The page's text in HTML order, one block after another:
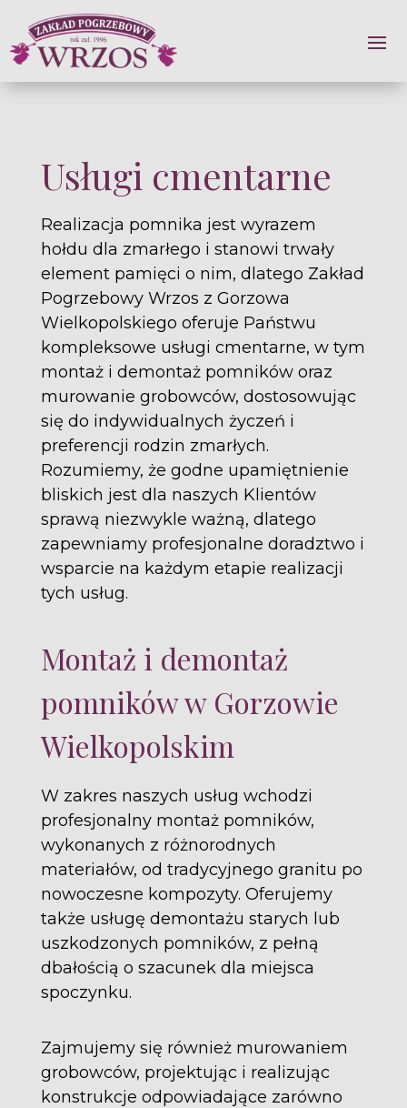
Usługi cmentarne
Realizacja pomnika jest wyrazem
hołdu dla zmarłego i stanowi trwały
element pamięci o nim, dlatego Zakład
Pogrzebowy Wrzos z Gorzowa
Wielkopolskiego oferuje Państwu
kompleksowe usługi cmentarne, w tym
montaż i demontaż pomników oraz
murowanie grobowców, dostosowując
się do indywidualnych życzeń i
preferencji rodzin zmarłych.
Rozumiemy, że godne upamiętnienie
bliskich jest dla naszych Klientów
sprawą niezwykle ważną, dlatego
zapewniamy profesjonalne doradztwo i
wsparcie na każdym etapie realizacji
tych usług.
Montaż i demontaż
pomników w Gorzowie
Wielkopolskim
W zakres naszych usług wchodzi
profesjonalny montaż pomników,
wykonanych z różnorodnych
materiałów, od tradycyjnego granitu po
nowoczesne kompozyty. Oferujemy
także usługę demontażu starych lub
uszkodzonych pomników, z pełną
dbałością o szacunek dla miejsca
spoczynku.
Zajmujemy się również murowaniem
grobowców, projektując i realizując
konstrukcje odpowiadające zarówno